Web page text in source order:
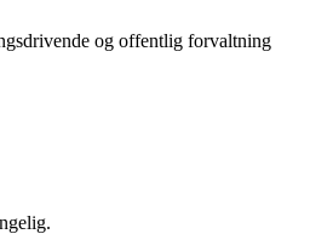
og offentlig forvaltning